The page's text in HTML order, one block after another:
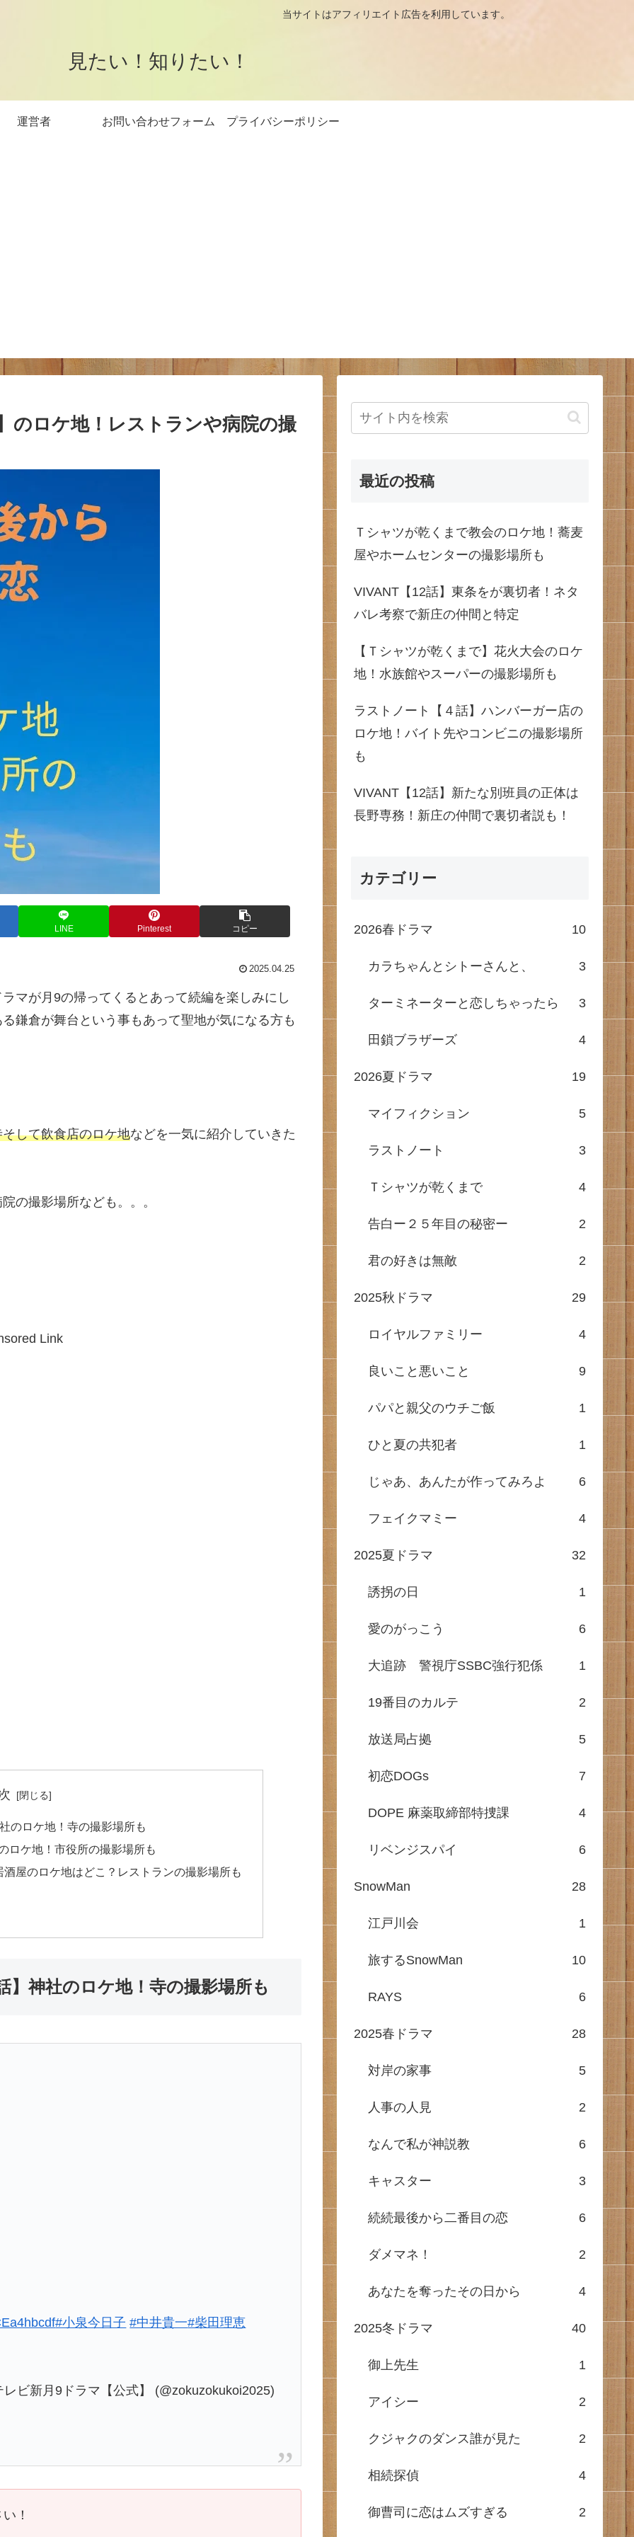
です。 当サイトはアフィリエイト広告を利用しています。
見たい！知りたい！
運営者 お問い合わせフォーム プライバシーポリシー
のロケ地！レストランや病院の撮
LINE Pinterest コピー
2025.04.25
マが月9の帰ってくるとあって続編を楽しみにし
鎌倉が舞台という事もあって聖地が気になる方も
して飲食店のロケ地などを一気に紹介していきた
の撮影場所なども。。。
Link
のロケ地！寺の撮影場所も
ロケ地！市役所の撮影場所も
屋のロケ地はどこ？レストランの撮影場所も
】神社のロケ地！寺の撮影場所も
#小泉今日子 #中井貴一#柴田理恵
ビ新月9ドラマ【公式】 (@zokuzokukoi2025)
！
最近の投稿
Ｔシャツが乾くまで教会のロケ地！蕎麦
屋やホームセンターの撮影場所も
VIVANT【12話】東条をが裏切者！ネタ
バレ考察で新庄の仲間と特定
【Ｔシャツが乾くまで】花火大会のロケ
地！水族館やスーパーの撮影場所も
ラストノート【４話】ハンバーガー店の
ロケ地！バイト先やコンビニの撮影場所
も
VIVANT【12話】新たな別班員の正体は
長野専務！新庄の仲間で裏切者説も！
カテゴリー
2026春ドラマ 10
カラちゃんとシトーさんと、 3
ターミネーターと恋しちゃったら 3
田鎖ブラザーズ 4
2026夏ドラマ 19
マイフィクション 5
ラストノート 3
Ｔシャツが乾くまで 4
告白ー２５年目の秘密ー 2
君の好きは無敵 2
2025秋ドラマ 29
ロイヤルファミリー 4
良いこと悪いこと 9
パパと親父のウチご飯 1
ひと夏の共犯者 1
じゃあ、あんたが作ってみろよ 6
フェイクマミー 4
2025夏ドラマ 32
誘拐の日 1
愛のがっこう 6
大追跡 警視庁SSBC強行犯係 1
19番目のカルテ 2
放送局占拠 5
初恋DOGs 7
DOPE 麻薬取締部特捜課 4
リベンジスパイ 6
SnowMan 28
江戸川会 1
旅するSnowMan 10
RAYS 6
2025春ドラマ 28
対岸の家事 5
人事の人見 2
なんで私が神説教 6
キャスター 3
続続最後から二番目の恋 6
ダメマネ！ 2
あなたを奪ったその日から 4
2025冬ドラマ 40
御上先生 1
アイシー 2
クジャクのダンス誰が見た 2
相続探偵 4
御曹司に恋はムズすぎる 2